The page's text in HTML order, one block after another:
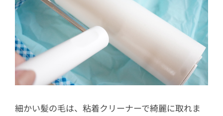
細かい髪の毛は、粘着クリーナーで綺麗に取れま